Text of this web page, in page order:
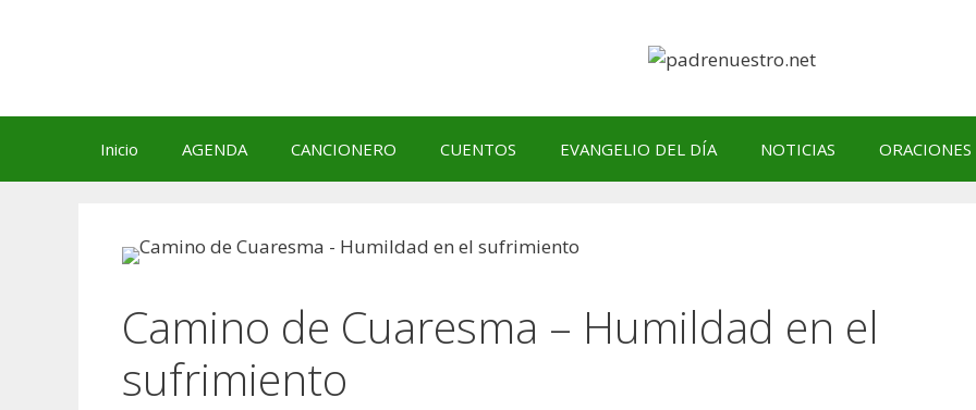
Inicio AGENDA CANCIONERO CUENTOS EVANGELIO DEL DÍA NOTICIAS ORACIONES
Camino de Cuaresma – Humildad en el
sufrimiento